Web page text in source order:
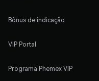
Bônus de indicação
VIP Portal
Programa Phemex VIP